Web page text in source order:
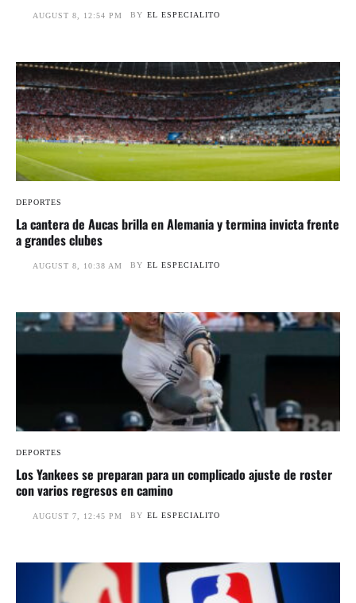
AUGUST 8, 12:54 PM BY EL ESPECIALITO
DEPORTES
La cantera de Aucas brilla en Alemania y termina invicta frente
a grandes clubes
AUGUST 8, 10:38 AM BY EL ESPECIALITO
DEPORTES
Los Yankees se preparan para un complicado ajuste de roster
con varios regresos en camino
AUGUST 7, 12:45 PM BY EL ESPECIALITO